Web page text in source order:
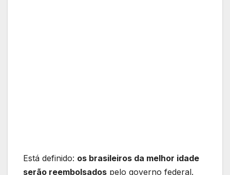
Está definido: os brasileiros da melhor idade
serão reembolsados pelo governo federal.